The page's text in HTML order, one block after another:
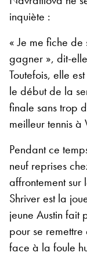
inquiète :
« Je me fiche
gagner », dit-
Toutefois, elle
le début de la
finale sans trop
meilleur tennis à
Pendant ce
neuf reprises
affrontement
Shriver est la
jeune Austin fait
pour se
face à la foule